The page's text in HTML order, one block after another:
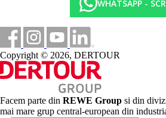
Mic dejun, pranz si cina tip bufet
avans)
Gustare in timpul zilei (24 de
Bauturi alcoolice si nealcoolice
unele marci straine, cocktailuri,
Categoria oficiala
4 stele
WHATSAPP -
Copyright © 2026, DERTOUR
Facem parte din REWE Group si din
mai mare grup central-european din